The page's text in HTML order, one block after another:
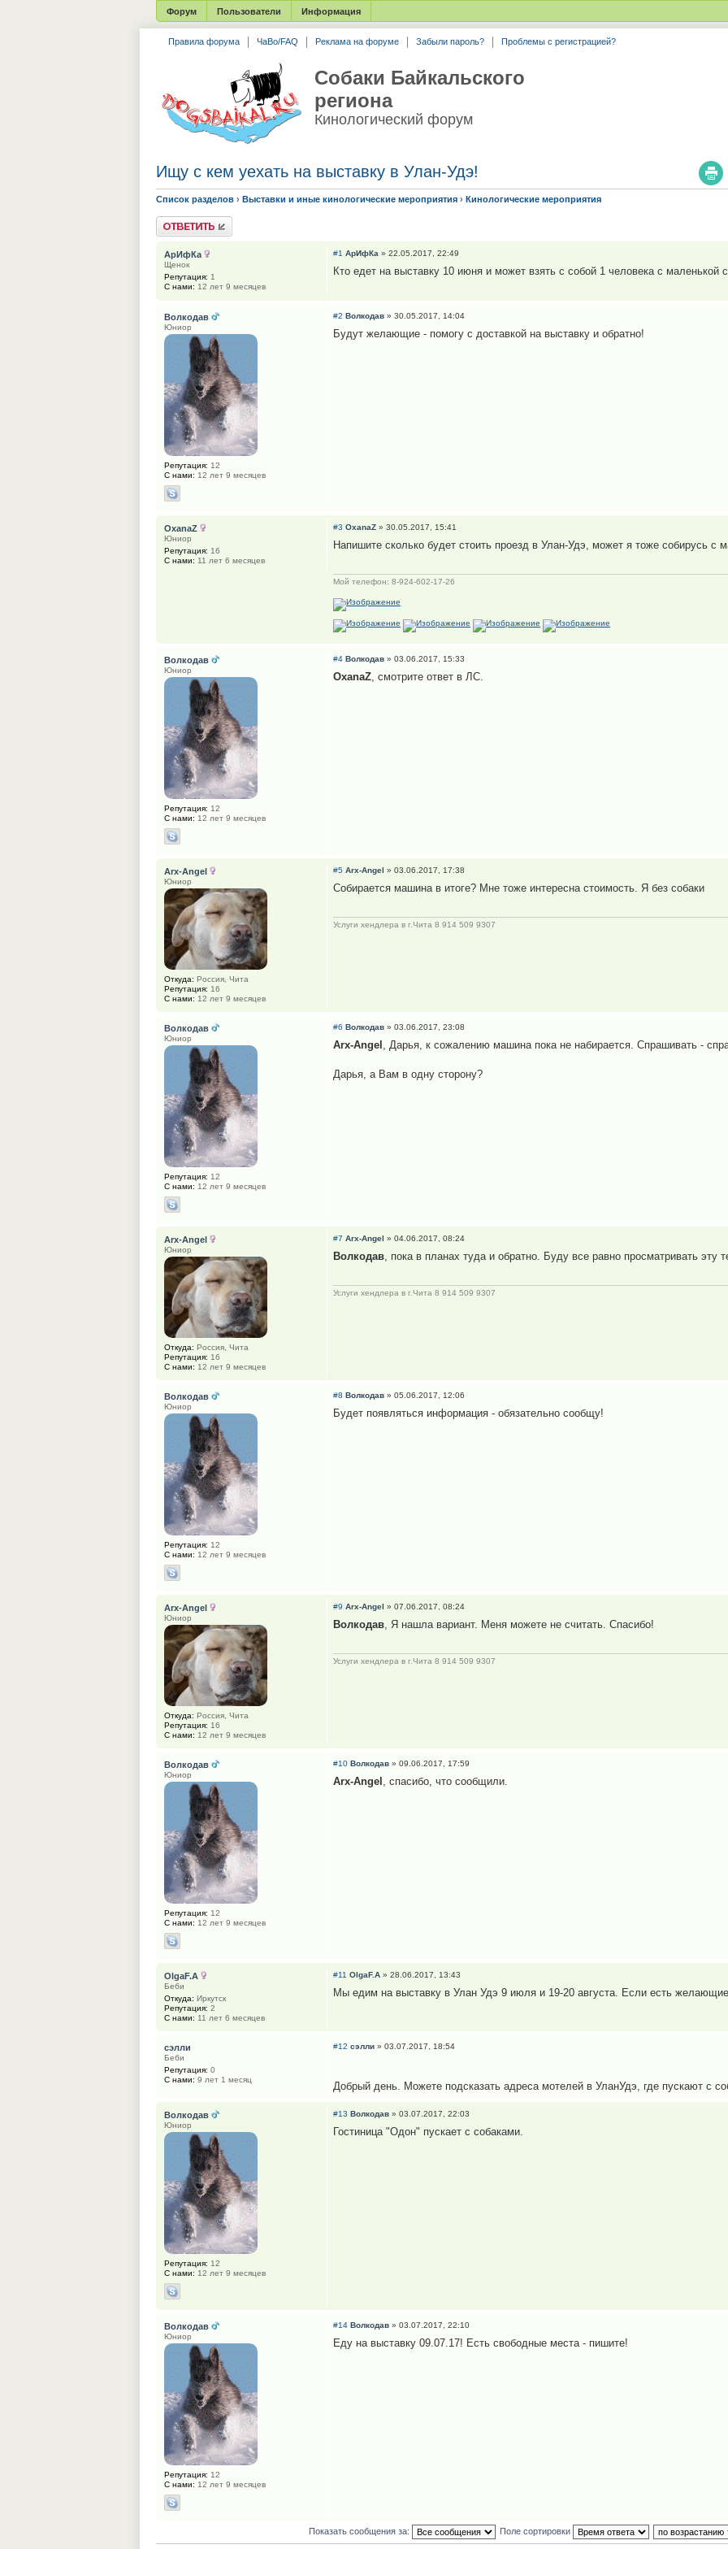
Форум Пользователи Информация
Правила форума ЧаВо/FAQ Реклама на форуме Забыли пароль? Проблемы с регистрацией?
Собаки Байкальского
региона
Кинологический форум
Ищу с кем уехать на выставку в Улан-Удэ!
Список разделов › Выставки и иные кинологические мероприятия › Кинологические мероприятия
Ответить
#1 АрИфКа » 22.05.2017, 22:49
Кто едет на выставку 10 июня и может взять с собой 1 человека с маленькой
АрИфКа
Щенок
Репутация: 1
С нами: 12 лет 9 месяцев
#2 Волкодав » 30.05.2017, 14:04
Будут желающие - помогу с доставкой на выставку и обратно!
Волкодав
Юниор
Репутация: 12
С нами: 12 лет 9 месяцев
#3 OxanaZ » 30.05.2017, 15:41
Напишите сколько будет стоить проезд в Улан-Удэ, может я тоже собирусь с
Мой телефон: 8-924-602-17-26
OxanaZ
Юниор
Репутация: 16
С нами: 11 лет 6 месяцев
#4 Волкодав » 03.06.2017, 15:33
OxanaZ, смотрите ответ в ЛС.
Волкодав
Юниор
Репутация: 12
С нами: 12 лет 9 месяцев
#5 Arx-Angel » 03.06.2017, 17:38
Собирается машина в итоге? Мне тоже интересна стоимость. Я без собаки
Услуги хендлера в г.Чита 8 914 509 9307
Arx-Angel
Юниор
Откуда: Россия, Чита
Репутация: 16
С нами: 12 лет 9 месяцев
#6 Волкодав » 03.06.2017, 23:08
Arx-Angel , Дарья, к сожалению машина пока не набирается. Спрашивать -
Дарья, а Вам в одну сторону?
Волкодав
Юниор
Репутация: 12
С нами: 12 лет 9 месяцев
#7 Arx-Angel » 04.06.2017, 08:24
Волкодав, пока в планах туда и обратно. Буду все равно просматривать эту
Услуги хендлера в г.Чита 8 914 509 9307
Arx-Angel
Юниор
Откуда: Россия, Чита
Репутация: 16
С нами: 12 лет 9 месяцев
#8 Волкодав » 05.06.2017, 12:06
Будет появляться информация - обязательно сообщу!
Волкодав
Юниор
Репутация: 12
С нами: 12 лет 9 месяцев
#9 Arx-Angel » 07.06.2017, 08:24
Волкодав, Я нашла вариант. Меня можете не считать. Спасибо!
Услуги хендлера в г.Чита 8 914 509 9307
Arx-Angel
Юниор
Откуда: Россия, Чита
Репутация: 16
С нами: 12 лет 9 месяцев
#10 Волкодав » 09.06.2017, 17:59
Arx-Angel , спасибо, что сообщили.
Волкодав
Юниор
Репутация: 12
С нами: 12 лет 9 месяцев
#11 OlgaF.A » 28.06.2017, 13:43
Мы едим на выставку в Улан Удэ 9 июля и 19-20 августа. Если есть
OlgaF.A
Беби
Откуда: Иркутск
Репутация: 2
С нами: 11 лет 6 месяцев
#12 сэлли » 03.07.2017, 18:54
Добрый день. Можете подсказать адреса мотелей в УланУдэ, где пускают с
сэлли
Беби
Репутация: 0
С нами: 9 лет 1 месяц
#13 Волкодав » 03.07.2017, 22:03
Гостиница "Одон" пускает с собаками.
Волкодав
Юниор
Репутация: 12
С нами: 12 лет 9 месяцев
#14 Волкодав » 03.07.2017, 22:10
Еду на выставку 09.07.17! Есть свободные места - пишите!
Волкодав
Юниор
Репутация: 12
С нами: 12 лет 9 месяцев
Показать сообщения за: Поле сортировки